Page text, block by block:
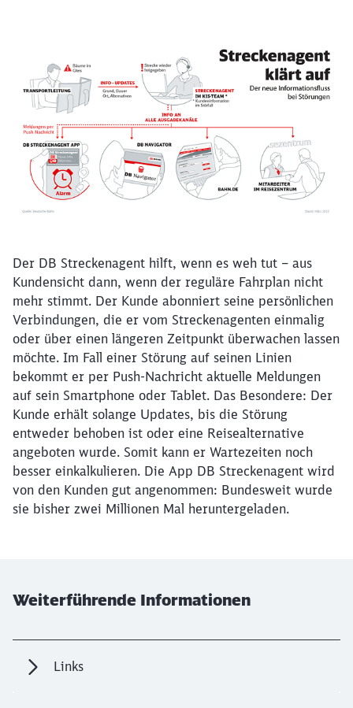
Der DB Streckenagent hilft, wenn es weh tut – aus
Kundensicht dann, wenn der reguläre Fahrplan nicht
mehr stimmt. Der Kunde abonniert seine persönlichen
Verbindungen, die er vom Streckenagenten einmalig
oder über einen längeren Zeitpunkt überwachen lassen
möchte. Im Fall einer Störung auf seinen Linien
bekommt er per Push-Nachricht aktuelle Meldungen
auf sein Smartphone oder Tablet. Das Besondere: Der
Kunde erhält solange Updates, bis die Störung
entweder behoben ist oder eine Reisealternative
angeboten wurde. Somit kann er Wartezeiten noch
besser einkalkulieren. Die App DB Streckenagent wird
von den Kunden gut angenommen: Bundesweit wurde
sie bisher zwei Millionen Mal heruntergeladen.
Weiterführende Informationen
Links